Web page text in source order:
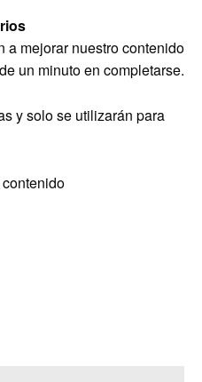
a mejorar nuestro contenido
un minuto en completarse.
y solo se utilizarán para